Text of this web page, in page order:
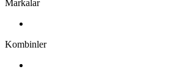
Markalar
Kombinler